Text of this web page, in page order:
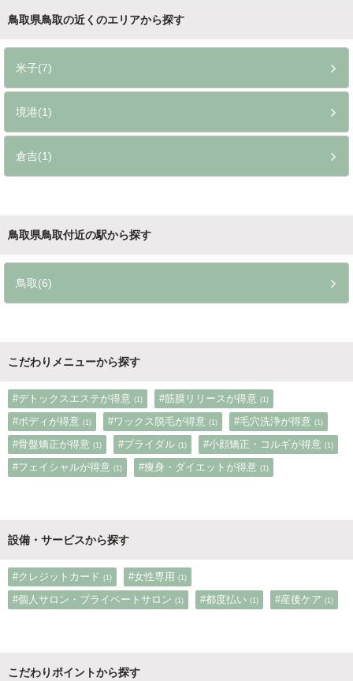
鳥取県鳥取の近くのエリアから探す
米子(7)
境港(1)
倉吉(1)
鳥取県鳥取付近の駅から探す
鳥取(6)
こだわりメニューから探す
#デトックスエステが得意 (1) #筋膜リリースが得意 (1)
#ボディが得意 (1) #ワックス脱毛が得意 (1) #毛穴洗浄が得意 (1)
#骨盤矯正が得意 (1) #ブライダル (1) #小顔矯正・コルギが得意 (1)
#フェイシャルが得意 (1) #痩身・ダイエットが得意 (1)
設備・サービスから探す
#クレジットカード (1) #女性専用 (1)
#個人サロン・プライベートサロン (1) #都度払い (1) #産後ケア (1)
こだわりポイントから探す